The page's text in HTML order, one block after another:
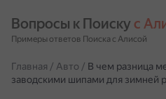
Вопросы к Поиску с
Примеры ответов Поиска с Алисой
Главная / Авто / В чем разница
заводскими шипами для зимней